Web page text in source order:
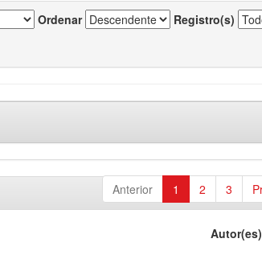
Ordenar Registro(s)
Anterior 1 2 3
Autor(es)